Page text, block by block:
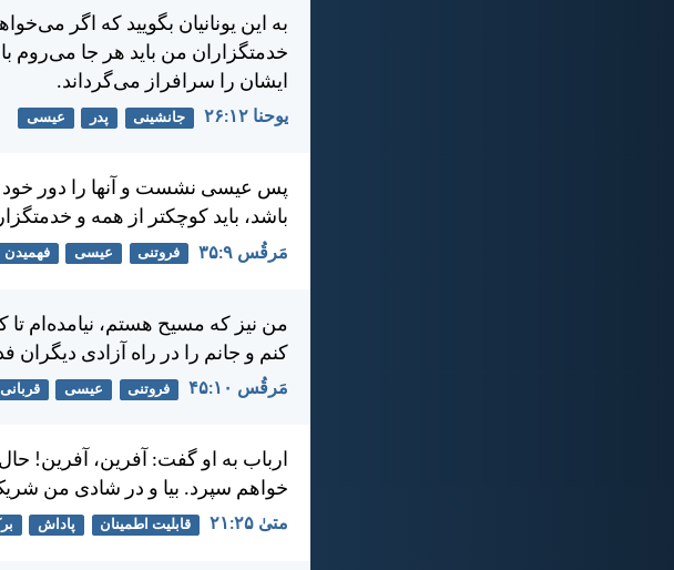
به اين يونانيان بگوييد كه اگر
خدمتگزاران من بايد هر جا می‌روم
ايشان را سرافراز می‌گرداند.
يوحنا ۱۲:‏۲۶ جانشینی پدر عیسی
پس عيسی نشست و آنها را دور خود
باشد، بايد كوچكتر از همه و
مَرقُس ۹:‏۳۵ فروتنی عیسی فهمیدن
من نيز كه مسيح هستم، نيامده‌ام
كنم و جانم را در راه آزادی ديگران
مَرقُس ۱۰:‏۴۵ فروتنی عیسی قربانی
ارباب به او گفت: آفرين، آفرين!
خواهم سپرد. بيا و در شادی من
متی‌ٰ ۲۵:‏۲۱ قابلیت اطمینان پاداش